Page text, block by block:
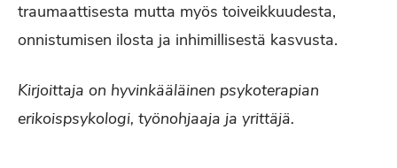
traumaattisesta mutta myös toiveikkuudesta,
onnistumisen ilosta ja inhimillisestä kasvusta.
Kirjoittaja on hyvinkääläinen psykoterapian
erikoispsykologi, työnohjaaja ja yrittäjä.